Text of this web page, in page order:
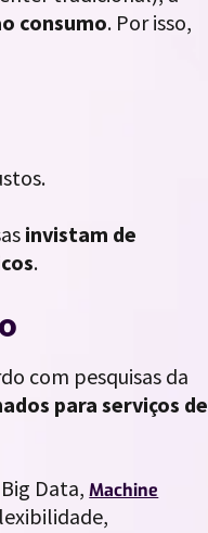
consumo. Por isso,
invistam de
.
com pesquisas da
para serviços de
Data,Machine